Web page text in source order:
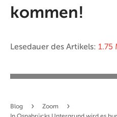
kommen!
Lesedauer des Artikels: 1.75
Blog › Zoom ›